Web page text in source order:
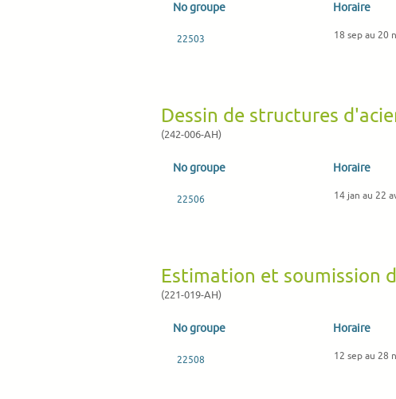
No groupe Horaire
22503 18 sep au 20
Dessin de structures
(242-006-AH)
No groupe Horaire
22506 14 jan au 22
Estimation et soumission
(221-019-AH)
No groupe Horaire
22508 12 sep au 28